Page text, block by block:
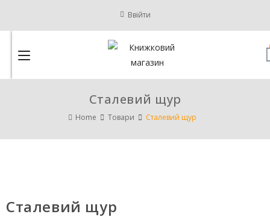
Ввійти
Сталевий щур
Home Товари Сталевий щур
Сталевий щур